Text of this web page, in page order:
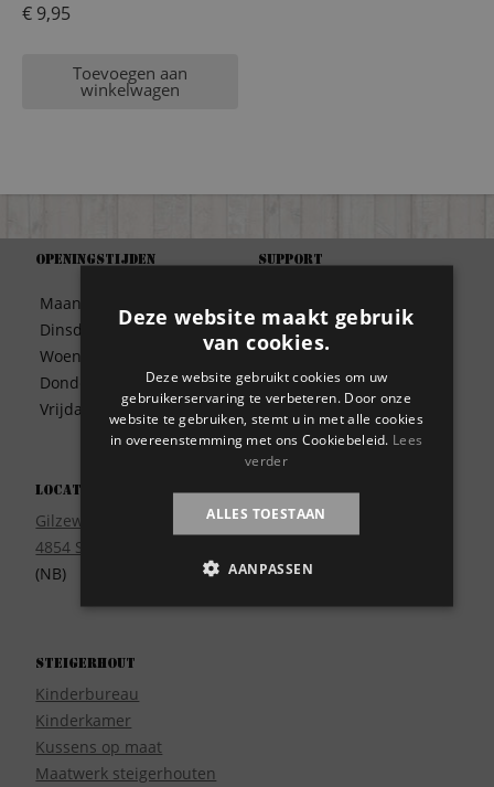
€ 9,95
Toevoegen aan
winkelwagen
Openingstijden
Maandag
Dinsdag
Woensdag
Donderdag
Vrijdag
09:30 – 17:00
09:30 – 17:00
09:30 – 17:00
09:30 – 17:00
Locatie
Gilzeweg 17
4854 SE Bavel
(NB)
Support
Betaalwijze
Bezorgen
Contact
Disclaimer
Garantie
Meest gestelde vragen
Steigerhout
Kinderbureau
Kinderkamer
Kussens op maat
Maatwerk steigerhouten
Deze website maakt gebruik
van cookies.
Deze website gebruikt cookies om uw
gebruikerservaring te verbeteren. Door onze
website te gebruiken, stemt u in met alle cookies
in overeenstemming met ons Cookiebeleid. Lees
verder
ALLES TOESTAAN
AANPASSEN